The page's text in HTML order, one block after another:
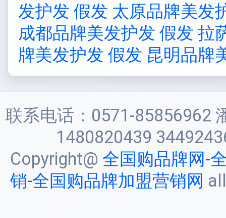
发护发 假发 太原品牌美发
成都品牌美发护发 假发 拉
牌美发护发 假发 昆明品牌
联系电话：0571-85856962
1480820439
Copyright@ 全国购品牌网-
销-全国购品牌加盟营销网